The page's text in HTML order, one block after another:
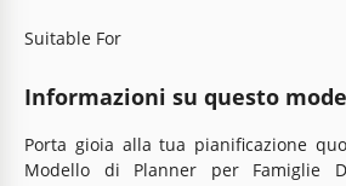
Suitable For
Informazioni su questo
Porta gioia alla tua pianificazione
Modello di Planner per Famiglie